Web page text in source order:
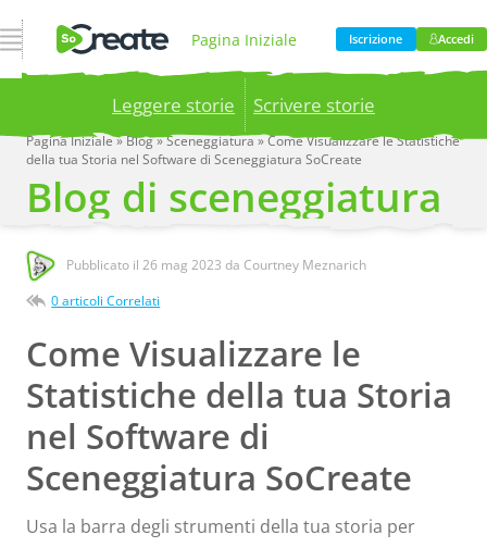
Apri Navigazione Pagina Iniziale
Prodotto Prezzi
Blog Azienda
Iscrizione Accedi
Leggere storie Scrivere storie
Publish your stories to a global audience.
now!
Pagina Iniziale»Blog»Sceneggiatura»Come Visualizzare le Statistiche
della tua Storia nel Software di Sceneggiatura SoCreate
Blog di sceneggiatura
Pubblicato il26 mag 2023 da Courtney Meznarich
0 articoli Correlati
Come Visualizzare le
Statistiche della tua Storia
nel Software di
Sceneggiatura SoCreate
Usa la barra degli strumenti della tua storia per